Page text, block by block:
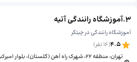
3
.آموزشگاه رانندگی آتیه
آموزشگاه رانندگی در چیتگر
4.5
(
16 نفر)